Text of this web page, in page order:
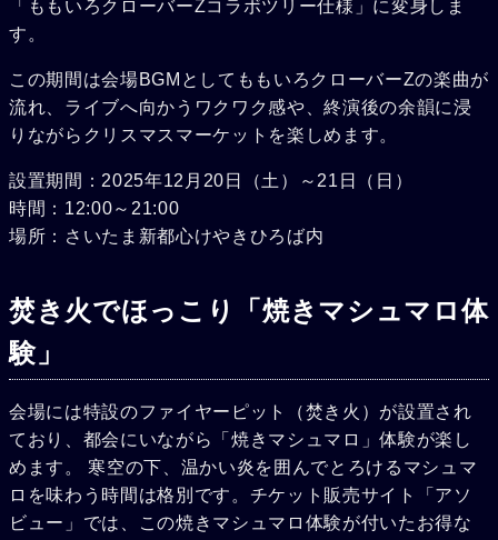
「ももいろクローバーZコラボツリー仕様」に変身しま
す。
この期間は会場BGMとしてももいろクローバーZの楽曲が
流れ、ライブへ向かうワクワク感や、終演後の余韻に浸
りながらクリスマスマーケットを楽しめます。
設置期間：2025年12月20日（土）～21日（日）
時間：12:00～21:00
場所：さいたま新都心けやきひろば内
焚き火でほっこり「焼きマシュマロ体
験」
会場には特設のファイヤーピット（焚き火）が設置され
ており、都会にいながら「焼きマシュマロ」体験が楽し
めます。 寒空の下、温かい炎を囲んでとろけるマシュマ
ロを味わう時間は格別です。チケット販売サイト「アソ
ビュー」では、この焼きマシュマロ体験が付いたお得な